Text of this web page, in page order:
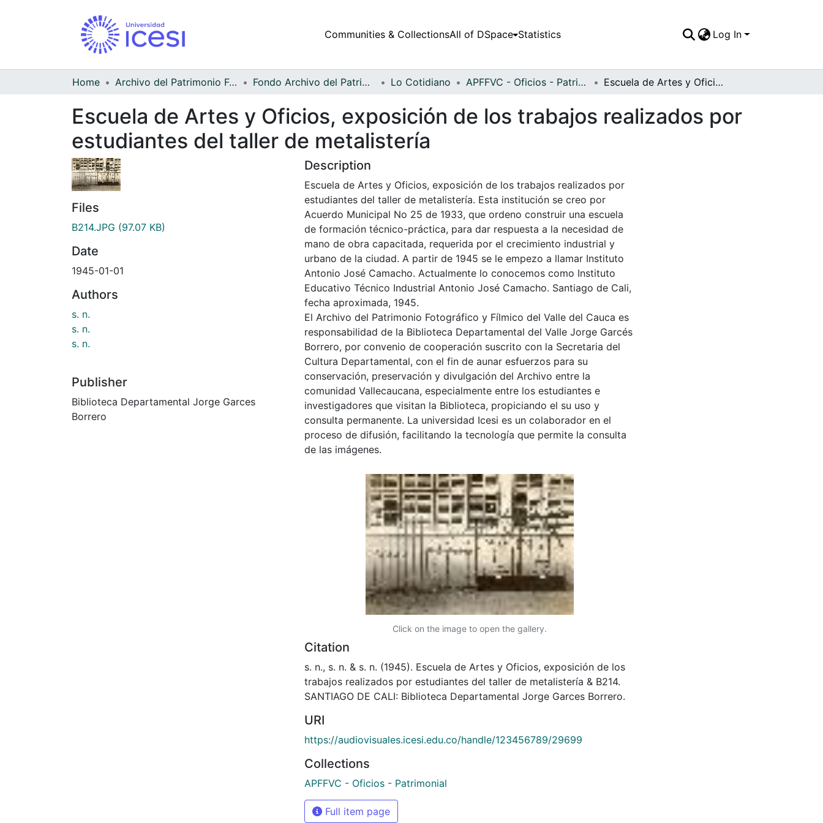
Communities & CollectionsAll of DSpace Statistics Log In
Home Archivo del Patrimonio Fotográfico y Fílmico del Valle del Cauca Fondo Archivo del Patrimonio Fotográfico y Fílmico del Valle del Cauca Lo Cotidiano APFFVC - Oficios - Patrimonial Escuela de Artes y Oficios, exposición de los trabajos realizados por estudiantes del taller de metalistería
Escuela de Artes y Oficios, exposición de los trabajos realizados por
estudiantes del taller de metalistería
Files
B214.JPG (97.07 KB)
Date
1945-01-01
Authors
s. n.
s. n.
s. n.
Publisher
Biblioteca Departamental Jorge Garces
Borrero
Description
Escuela de Artes y Oficios, exposición de los trabajos realizados por
estudiantes del taller de metalistería. Esta institución se creo por
Acuerdo Municipal No 25 de 1933, que ordeno construir una escuela
de formación técnico-práctica, para dar respuesta a la necesidad de
mano de obra capacitada, requerida por el crecimiento industrial y
urbano de la ciudad. A partir de 1945 se le empezo a llamar Instituto
Antonio José Camacho. Actualmente lo conocemos como Instituto
Educativo Técnico Industrial Antonio José Camacho. Santiago de Cali,
fecha aproximada, 1945.
El Archivo del Patrimonio Fotográfico y Fílmico del Valle del Cauca es
responsabilidad de la Biblioteca Departamental del Valle Jorge Garcés
Borrero, por convenio de cooperación suscrito con la Secretaria del
Cultura Departamental, con el fin de aunar esfuerzos para su
conservación, preservación y divulgación del Archivo entre la
comunidad Vallecaucana, especialmente entre los estudiantes e
investigadores que visitan la Biblioteca, propiciando el su uso y
consulta permanente. La universidad Icesi es un colaborador en el
proceso de difusión, facilitando la tecnología que permite la consulta
de las imágenes.
Click on the image to open the gallery.
Citation
s. n., s. n. & s. n. (1945). Escuela de Artes y Oficios, exposición de los
trabajos realizados por estudiantes del taller de metalistería & B214.
SANTIAGO DE CALI: Biblioteca Departamental Jorge Garces Borrero.
URI
https://audiovisuales.icesi.edu.co/handle/123456789/29699
Collections
APFFVC - Oficios - Patrimonial
Full item page